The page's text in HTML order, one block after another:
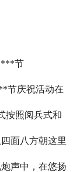
***节
节庆祝活动在
按照阅兵式和
面八方朝这里
声中，在悠扬